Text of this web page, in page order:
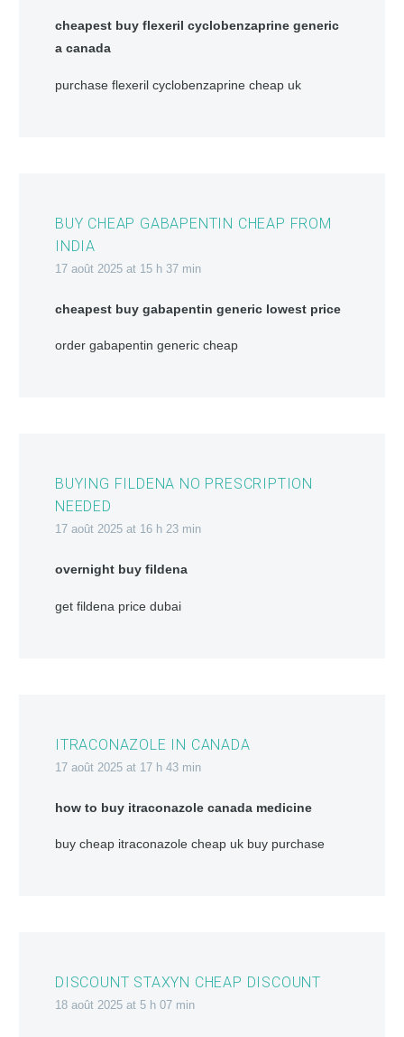
cheapest buy flexeril cyclobenzaprine generic
a canada
purchase flexeril cyclobenzaprine cheap uk
BUY CHEAP GABAPENTIN CHEAP FROM
INDIA
17 août 2025 at 15 h 37 min
cheapest buy gabapentin generic lowest price
order gabapentin generic cheap
BUYING FILDENA NO PRESCRIPTION
NEEDED
17 août 2025 at 16 h 23 min
overnight buy fildena
get fildena price dubai
ITRACONAZOLE IN CANADA
17 août 2025 at 17 h 43 min
how to buy itraconazole canada medicine
buy cheap itraconazole cheap uk buy purchase
DISCOUNT STAXYN CHEAP DISCOUNT
18 août 2025 at 5 h 07 min